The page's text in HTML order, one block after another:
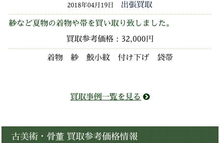
2018年04月19日
出張買取
紗など夏物の着物や帯を買い取り致しました。
買取参考価格：32,000円
着物 紗 鮫小紋 付け下げ 袋帯
買取事例一覧を見る
古美術・骨董 買取参考価格情報